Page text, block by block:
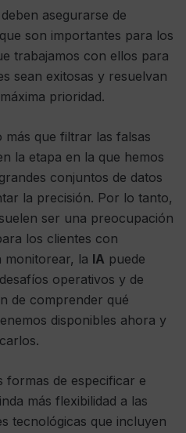
asegurarse de
son importantes para los
trabajamos con ellos para
sean exitosas y resuelvan
prioridad.
más que filtrar las falsas
la etapa en la que hemos
conjuntos de datos
la precisión. Por lo tanto,
ser una preocupación
los clientes con
monitorear, la IA puede
operativos y de
de comprender qué
disponibles ahora y
formas de especificar e
más flexibilidad a las
tecnológicas que incluyen